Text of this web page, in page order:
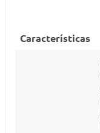
Características